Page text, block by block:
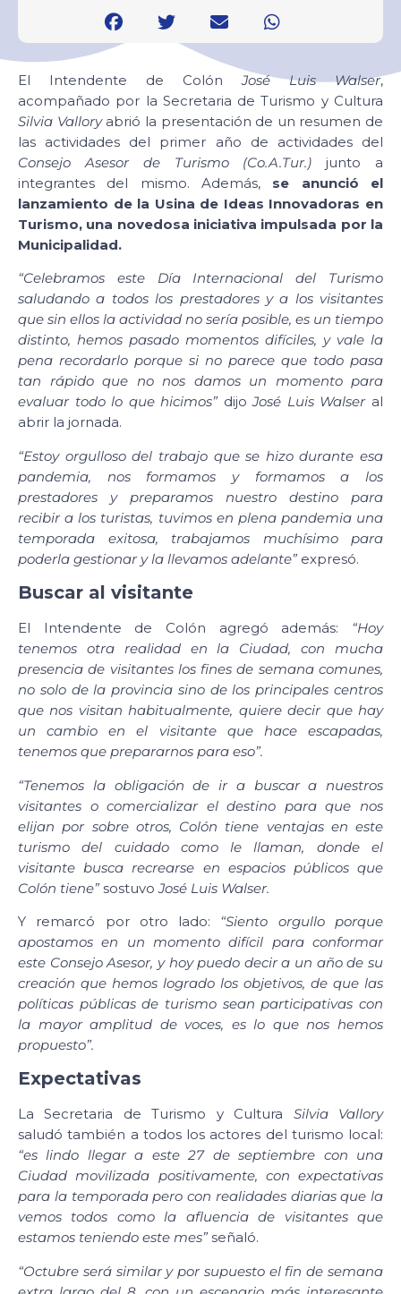
El Intendente de ColónJosé Luis Walser,
acompañado por la Secretaria de Turismo y Cultura
Silvia Valloryabrió la presentación de un resumen de
las actividades del primer año de actividades del
Consejo Asesor de Turismo (Co.A.Tur.) junto a
integrantes del mismo. Además, se anunció el
lanzamiento de la Usina de Ideas Innovadoras en
Turismo, una novedosa iniciativa impulsada por la
Municipalidad.
“Celebramos este Día Internacional del Turismo
saludando a todos los prestadores y a los visitantes
que sin ellos la actividad no sería posible, es un tiempo
distinto, hemos pasado momentos difíciles, y vale la
pena recordarlo porque si no parece que todo pasa
tan rápido que no nos damos un momento para
evaluar todo lo que hicimos”dijoJosé Luis Walseral
abrir la jornada.
“Estoy orgulloso del trabajo que se hizo durante esa
pandemia, nos formamos y formamos a los
prestadores y preparamos nuestro destino para
recibir a los turistas, tuvimos en plena pandemia una
temporada exitosa, trabajamos muchísimo para
poderla gestionar y la llevamos adelante”expresó.
Buscar al visitante
El Intendente de Colón agregó además: “Hoy
tenemos otra realidad en la Ciudad, con mucha
presencia de visitantes los fines de semana comunes,
no solo de la provincia sino de los principales centros
que nos visitan habitualmente, quiere decir que hay
un cambio en el visitante que hace escapadas,
tenemos que prepararnos para eso”.
“Tenemos la obligación de ir a buscar a nuestros
visitantes o comercializar el destino para que nos
elijan por sobre otros, Colón tiene ventajas en este
turismo del cuidado como le llaman, donde el
visitante busca recrearse en espacios públicos que
Colón tiene”sostuvoJosé Luis Walser.
Y remarcó por otro lado: “Siento orgullo porque
apostamos en un momento difícil para conformar
este Consejo Asesor, y hoy puedo decir a un año de su
creación que hemos logrado los objetivos, de que las
políticas públicas de turismo sean participativas con
la mayor amplitud de voces, es lo que nos hemos
propuesto”.
Expectativas
La Secretaria de Turismo y Cultura Silvia Vallory
saludó también a todos los actores del turismo local:
“es lindo llegar a este 27 de septiembre con una
Ciudad movilizada positivamente, con expectativas
para la temporada pero con realidades diarias que la
vemos todos como la afluencia de visitantes que
estamos teniendo este mes”señaló.
“Octubre será similar y por supuesto el fin de semana